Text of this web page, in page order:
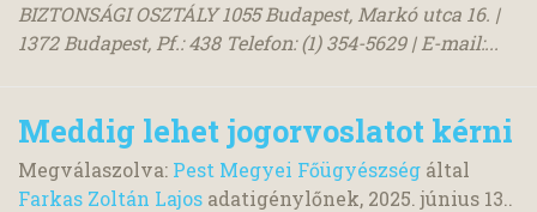
BIZTONSÁGI OSZTÁLY 1055 Budapest, Markó utca 16. |
1372 Budapest, Pf.: 438 Telefon: (1) 354-5629 | E-mail:...
Meddig lehet jogorvoslatot kérni
Megválaszolva: Pest Megyei Főügyészség által
Farkas Zoltán Lajos adatigénylőnek, 2025. június 13..